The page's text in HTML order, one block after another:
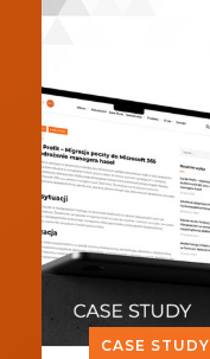
CASE STUDY